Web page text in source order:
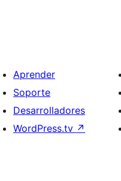
Aprender
Soporte
Desarrolladores
WordPress.tv ↗